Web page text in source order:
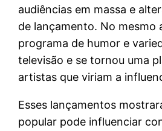
audiências em massa e
de lançamento. No mesmo
programa de humor e
televisão e se tornou uma
artistas que viriam a
Esses lançamentos
popular pode influenciar